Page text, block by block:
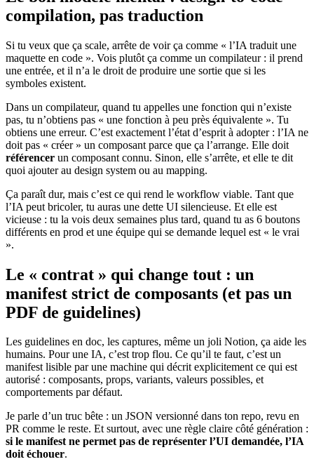
compilation, pas traduction
Si tu veux que ça scale, arrête de voir ça comme « l’IA traduit une
maquette en code ». Vois plutôt ça comme un compilateur : il prend
une entrée, et il n’a le droit de produire une sortie que si les
symboles existent.
Dans un compilateur, quand tu appelles une fonction qui n’existe
pas, tu n’obtiens pas « une fonction à peu près équivalente ». Tu
obtiens une erreur. C’est exactement l’état d’esprit à adopter : l’IA ne
doit pas « créer » un composant parce que ça l’arrange. Elle doit
référencer un composant connu. Sinon, elle s’arrête, et elle te dit
quoi ajouter au design system ou au mapping.
Ça paraît dur, mais c’est ce qui rend le workflow viable. Tant que
l’IA peut bricoler, tu auras une dette UI silencieuse. Et elle est
vicieuse : tu la vois deux semaines plus tard, quand tu as 6 boutons
différents en prod et une équipe qui se demande lequel est « le vrai
».
Le « contrat » qui change tout : un
manifest strict de composants (et pas un
PDF de guidelines)
Les guidelines en doc, les captures, même un joli Notion, ça aide les
humains. Pour une IA, c’est trop flou. Ce qu’il te faut, c’est un
manifest lisible par une machine qui décrit explicitement ce qui est
autorisé : composants, props, variants, valeurs possibles, et
comportements par défaut.
Je parle d’un truc bête : un JSON versionné dans ton repo, revu en
PR comme le reste. Et surtout, avec une règle claire côté génération :
si le manifest ne permet pas de représenter l’UI demandée, l’IA
doit échouer.